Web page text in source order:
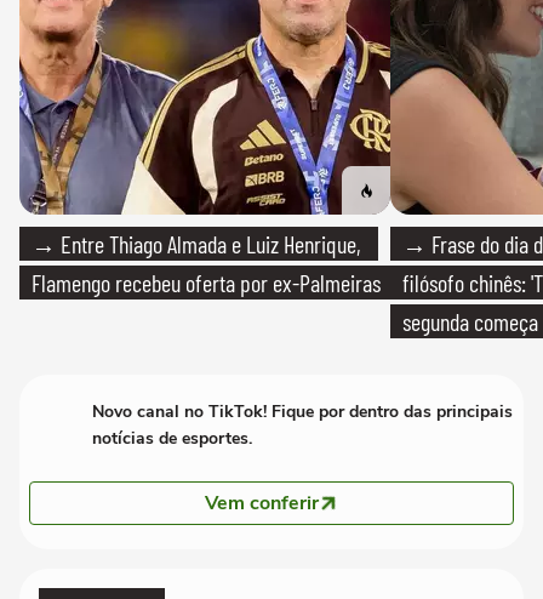
→ Entre Thiago Almada e Luiz Henrique,
Flamengo recebeu oferta por ex-Palmeiras
→ Frase do dia
filósofo chinês:
segunda
Novo canal no TikTok! Fique por dentro das principais
notícias de esportes.
Vem conferir